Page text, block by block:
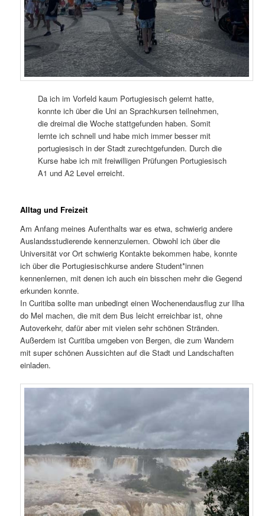
Da ich im Vorfeld kaum Portugiesisch gelernt hatte,
konnte ich über die Uni an Sprachkursen teilnehmen,
die dreimal die Woche stattgefunden haben. Somit
lernte ich schnell und habe mich immer besser mit
portugiesisch in der Stadt zurechtgefunden. Durch die
Kurse habe ich mit freiwilligen Prüfungen Portugiesisch
A1 und A2 Level erreicht.
Alltag und Freizeit
Am Anfang meines Aufenthalts war es etwa, schwierig andere
Auslandsstudierende kennenzulernen. Obwohl ich über die
Universität vor Ort schwierig Kontakte bekommen habe, konnte
ich über die Portugiesischkurse andere Student*innen
kennenlernen, mit denen ich auch ein bisschen mehr die Gegend
erkunden konnte.
In Curitiba sollte man unbedingt einen Wochenendausflug zur Ilha
do Mel machen, die mit dem Bus leicht erreichbar ist, ohne
Autoverkehr, dafür aber mit vielen sehr schönen Stränden.
Außerdem ist Curitiba umgeben von Bergen, die zum Wandern
mit super schönen Aussichten auf die Stadt und Landschaften
einladen.